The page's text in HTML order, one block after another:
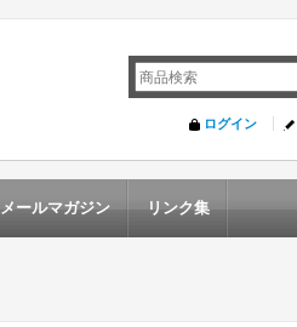
ログイン
メールマガジン リンク集